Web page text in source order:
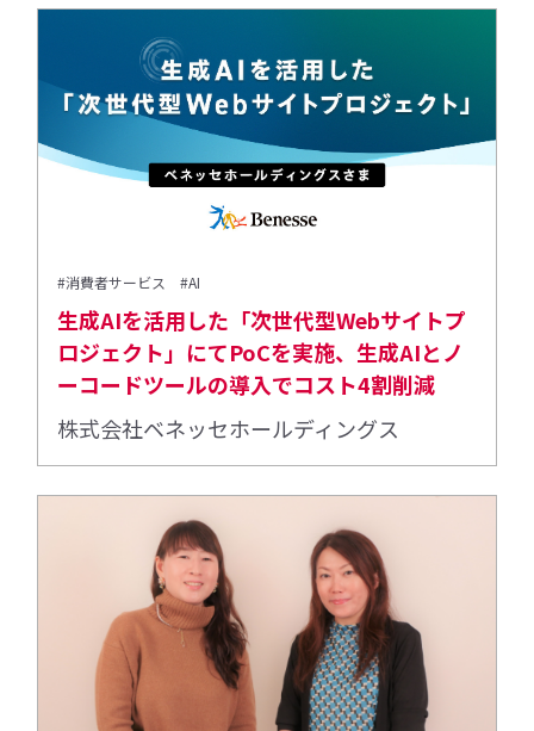
#消費者サービス #AI
生成AIを活用した「次世代型Webサイトプ
ロジェクト」にてPoCを実施、生成AIとノ
ーコードツールの導入でコスト4割削減
株式会社ベネッセホールディングス